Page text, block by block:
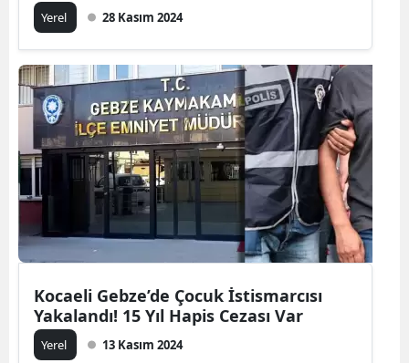
Yerel 28 Kasım 2024
Kocaeli Gebze’de Çocuk İstismarcısı
Yakalandı! 15 Yıl Hapis Cezası Var
Yerel 13 Kasım 2024